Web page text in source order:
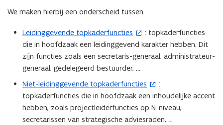
We maken hierbij een onderscheid tussen
Leidinggevende topkaderfuncties
(
o
p
e
n
t
i
n
: topkaderfuncties
die in hoofdzaak een leidinggevend karakter hebben. Dit
zijn functies zoals een secretaris-generaal, administrateur-
generaal, gedelegeerd bestuurder, …
Niet-leidinggevende topkaderfuncties
(
o
p
e
:
topkaderfuncties die in hoofdzaak een inhoudelijke accent
hebben, zoals projectleiderfuncties op N-niveau,
secretarissen van strategische adviesraden, …